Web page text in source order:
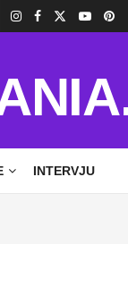
INTERVJU